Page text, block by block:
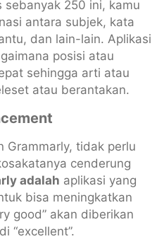
sebanyak 250 ini, kamu
antara subjek, kata
dan lain-lain. Aplikasi
posisi atau
sehingga arti atau
atau berantakan.
Grammarly, tidak perlu
cenderung
adalah aplikasi yang
bisa meningkatkan
good” akan diberikan
“excellent”.